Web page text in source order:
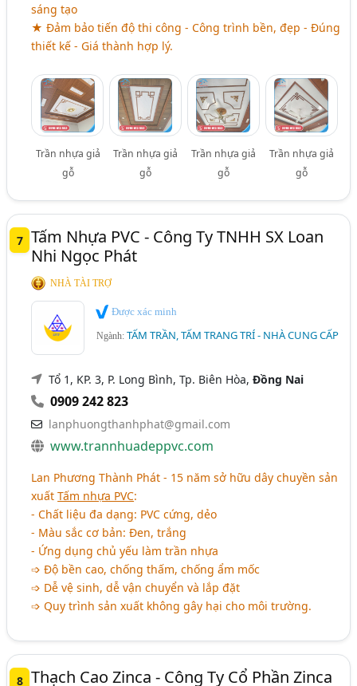
sáng tạo
★ Đảm bảo tiến độ thi công - Công trình bền, đẹp - Đúng
thiết kế - Giá thành hợp lý.
Trần nhựa giả
gỗ
Trần nhựa giả
gỗ
Trần nhựa giả
gỗ
Trần nhựa giả
gỗ
7 Tấm Nhựa PVC - Công Ty TNHH SX Loan
Nhi Ngọc Phát
NHÀ TÀI TRỢ
Được xác minh
Ngành:TẤM TRẦN, TẤM TRANG TRÍ - NHÀ CUNG CẤP
Tổ 1, KP. 3, P. Long Bình, Tp. Biên Hòa,Đồng Nai
0909 242 823
lanphuongthanhphat@gmail.com
www.trannhuadeppvc.com
Lan Phương Thành Phát - 15 năm sở hữu dây chuyền sản
xuấtTấm nhựa PVC:
- Chất liệu đa dạng: PVC cứng, dẻo
- Màu sắc cơ bản: Đen, trắng
- Ứng dụng chủ yếu làm trần nhựa
➩ Độ bền cao, chống thấm, chống ẩm mốc
➩ Dễ vệ sinh, dễ vận chuyển và lắp đặt
➩ Quy trình sản xuất không gây hại cho môi trường.
8 Thạch Cao Zinca - Công Ty Cổ Phần Zinca